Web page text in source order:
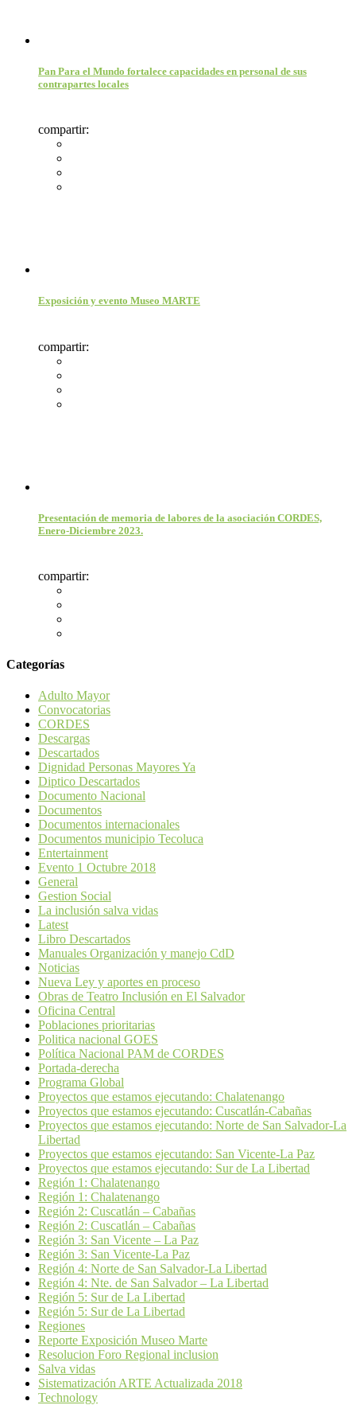
Pan Para el Mundo fortalece capacidades en personal de sus
contrapartes locales
compartir:
Exposición y evento Museo MARTE
compartir:
Presentación de memoria de labores de la asociación CORDES,
Enero-Diciembre 2023.
compartir:
Categorías
Adulto Mayor
Convocatorias
CORDES
Descargas
Descartados
Dignidad Personas Mayores Ya
Diptico Descartados
Documento Nacional
Documentos
Documentos internacionales
Documentos municipio Tecoluca
Entertainment
Evento 1 Octubre 2018
General
Gestion Social
La inclusión salva vidas
Latest
Libro Descartados
Manuales Organización y manejo CdD
Noticias
Nueva Ley y aportes en proceso
Obras de Teatro Inclusión en El Salvador
Oficina Central
Poblaciones prioritarias
Politica nacional GOES
Política Nacional PAM de CORDES
Portada-derecha
Programa Global
Proyectos que estamos ejecutando: Chalatenango
Proyectos que estamos ejecutando: Cuscatlán-Cabañas
Proyectos que estamos ejecutando: Norte de San Salvador-La
Libertad
Proyectos que estamos ejecutando: San Vicente-La Paz
Proyectos que estamos ejecutando: Sur de La Libertad
Región 1: Chalatenango
Región 1: Chalatenango
Región 2: Cuscatlán – Cabañas
Región 2: Cuscatlán – Cabañas
Región 3: San Vicente – La Paz
Región 3: San Vicente-La Paz
Región 4: Norte de San Salvador-La Libertad
Región 4: Nte. de San Salvador – La Libertad
Región 5: Sur de La Libertad
Región 5: Sur de La Libertad
Regiones
Reporte Exposición Museo Marte
Resolucion Foro Regional inclusion
Salva vidas
Sistematización ARTE Actualizada 2018
Technology